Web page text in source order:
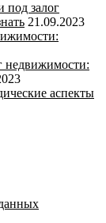
залог
21.09.2023
недвижимости:
аспекты